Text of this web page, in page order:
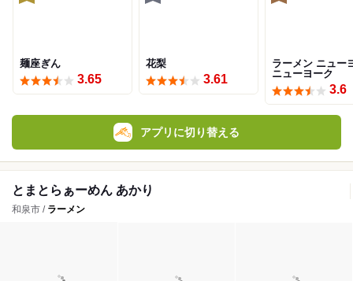
麺座ぎん
3.65
花梨
3.61
ラーメン ニュー
ニューヨーク
3.6
アプリに切り替える
とまとらぁーめん あかり
和泉市 / ラーメン